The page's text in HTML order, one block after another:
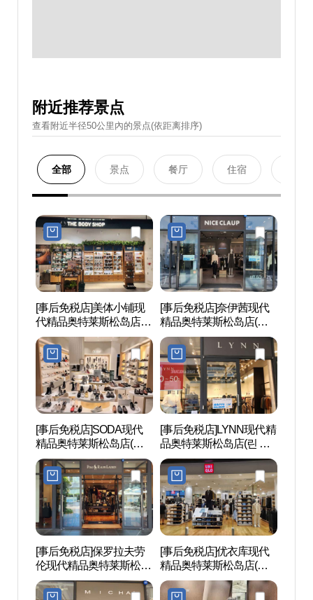
附近推荐景点
查看附近半径50公里內的景点(依距离排序)
全部 景点 餐厅 住宿
[事后免税店]美体小铺现
代精品奥特莱斯松岛店
(더바디샵 현대프리미엄
아울렛송도점)
[事后免税店]奈伊茜现代
精品奥特莱斯松岛店(나
이스클랍 현대프리미엄
아울렛 송도점)
[事后免税店]SODA现代
精品奥特莱斯松岛店(소
다 현대프리미엄아울렛
송도점)
[事后免税店]LYNN现代精
品奥特莱斯松岛店(린 현
대프리미엄아울렛 송도
점)
[事后免税店]保罗拉夫劳
伦现代精品奥特莱斯松岛
店(폴로랄프로렌 현대프
리미엄아울렛 송도점)
[事后免税店]优衣库现代
精品奥特莱斯松岛店(유
니클로 현대프리미엄아
울렛 송도점)